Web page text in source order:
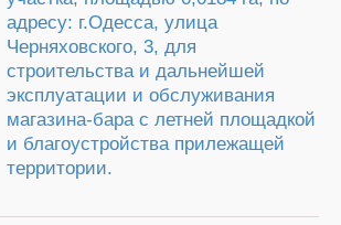
адресу: г.Одесса, улица
Черняховского, 3, для
строительства и дальнейшей
эксплуатации и обслуживания
магазина-бара с летней площадкой
и благоустройства прилежащей
территории.